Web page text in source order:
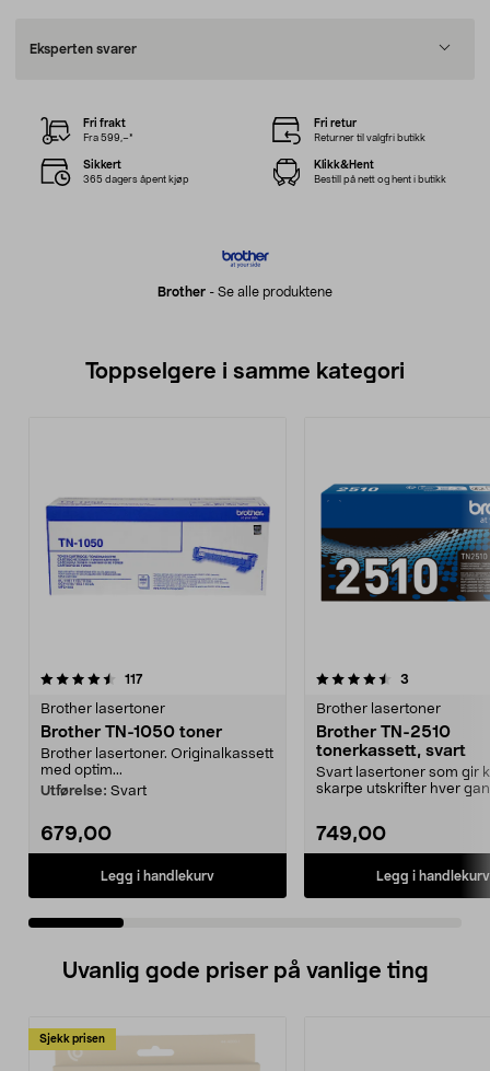
Eksperten svarer
Brother - Se alle produktene
Fri frakt
Fra 599,–*
Fri retur
Returner til valgfri butikk
Sikkert
365 dagers åpent kjøp
Klikk&Hent
Bestill på nett og hent i butikk
Toppselgere i samme kategori
117anmeldelser
Brother lasertoner
Brother TN-1050 toner
Brother lasertoner. Originalkassett
med optim...
Utførelse: Svart
679,00
Legg i handlekurv
4.5 av 5 stjerner 3
Brother lasertoner
Brother TN-2510
tonerkassett, svart
Svart lasertoner som gir
skarpe utskrifter hver
749,00
Legg i handlekurv
4.0 av 5 stjerner
Uvanlig gode priser på vanlige ting
Sjekk prisen